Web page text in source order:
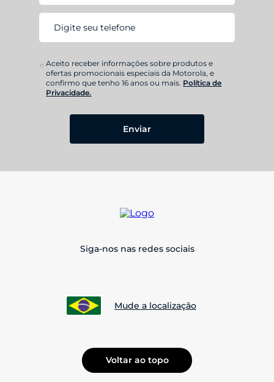
Enviar
Aceito receber informações sobre produtos e
ofertas promocionais especiais da Motorola, e
confirmo que tenho 16 anos ou mais. Política de
Privacidade.
Siga-nos nas redes sociais
Mude a localização
Voltar ao topo